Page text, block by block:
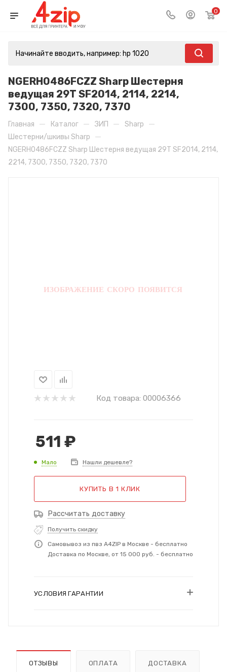
0
NGERH0486FCZZ Sharp Шестерня
ведущая 29T SF2014, 2114, 2214,
7300, 7350, 7320, 7370
Главная — Каталог — ЗИП — Sharp —
Шестерни/шкивы Sharp —
NGERH0486FCZZ Sharp Шестерня ведущая 29T SF2014, 2114,
2214, 7300, 7350, 7320, 7370
Код товара: 00006366
511 ₽
Мало Нашли дешевле?
КУПИТЬ В 1 КЛИК
Рассчитать доставку
Получить скидку
Самовывоз из пвз A4ZIP в Москве - бесплатно
Доставка по Москве, от 15 000 руб. - бесплатно
УСЛОВИЯ ГАРАНТИИ
ОТЗЫВЫ ОПЛАТА ДОСТАВКА